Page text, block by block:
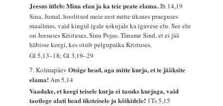
Jeesus ütleb: Mina elan ja ka teie peate elama.Jh 14,19
Sina, Jumal, hoolitsed meie eest mitte üksnes praeguses
maailmas, vaid kingid igale uskujale ka igavese elu. See elu
on Jeesuses Kristuses, Sinu Pojas. Täname Sind, et ei jää
häbisse keegi, kes otsib pelgupaika Kristuses.
Gl 5,13–18; Gl 3,19–29
7. KolmapäevOtsige head, aga mitte kurja, et te jääksite
elama!Am 5,14
Vaadake, et keegi teisele kurja ei tasuks kurjaga, vaid
taotlege alati head üksteisele ja kõikidele! 1Ts 5,15